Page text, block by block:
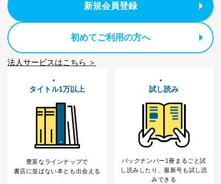
その他当社のプライバシーポリシ
ため
※上記の利用目的のうちNo.1～5については保有個人デ
開示等のご請求に対応させていただきます。
なお、6、7については、パートナー（提携企業）様又は
当社は、取得した個人情報を適切に管理し､あらかじめ
本人の同意を得ることなく第三者に提供することはあり
ません。ただし、次の場合は除きます。
人の生命､身体または財産の保護のために必要があ
る場合であって、本人の同意を得ることが困難である
新規会員登録
初めてご利用の方へ
法人サービスはこちら ＞
タイトル1万以上
豊富なラインナップで
書店に並ばない本とも出会える
試し読み
バックナンバー1冊まるごと試
し読み したり、最新号も試し読
みできる